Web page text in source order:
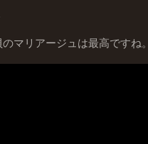
マリアージュは最高ですね。